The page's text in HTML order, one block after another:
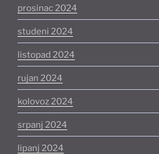
prosinac 2024
studeni 2024
listopad 2024
rujan 2024
kolovoz 2024
srpanj 2024
lipanj 2024